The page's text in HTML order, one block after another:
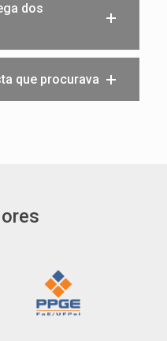
dos
que procurava